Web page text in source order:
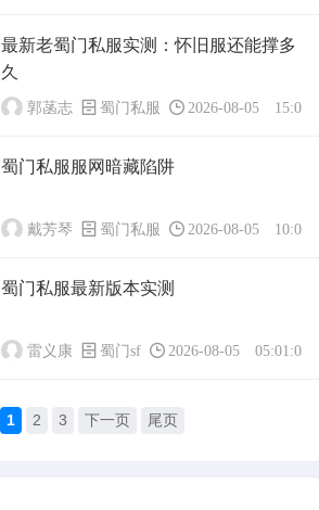
最新老蜀门私服实测：怀旧服还能撑多
久
郭菡志 蜀门私服 2026-08-05
蜀门私服服网暗藏陷阱
戴芳琴 蜀门私服 2026-08-05
蜀门私服最新版本实测
雷义康 蜀门sf 2026-08-05 05:01:03
1 2 3 下一页 尾页